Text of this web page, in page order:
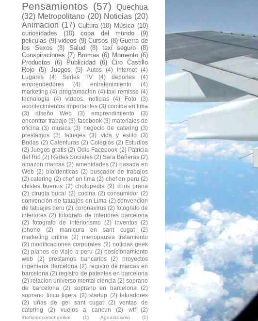
Pensamientos (57)
Quechua
(32) Metropolitano (20) Noticias (20)
Animacion (17) Cultura (10) Música (10)
curiosidades
(10) copa del mundo
(9)
peliculas (9) videos (9) Cursos (8) Guerra de
los Sexos
(8) Salud (8) taxi seguro
(8)
Conspiraciones (7) Bromas (6) Momento (6)
Productos
(6) Publicidad (6) Ciro Castillo
Rojo (5) Juegos (5) Autos (4) Internet
(4)
Lugares
(4) Series TV (4) deportes
(4)
emprendedores
(4) entretenimiento
(4)
marketing (4) programacion (4) taxi remisse (4)
tecnologia
(4) videos. noticias (4) Foto
(3)
acontecimientos importantes (3) comida en lima
(3)
diseño Web (3) emprendimiento
(3)
encontrar trabajo (3) facebook (3) materiales de
oficina (3) musica (3) negocio de catering (3)
prestamos
(3) tatuajes (3) vida y estilo
(3)
Bodas (2) Calenturas (2) Colegios (2) Estudios
(2) Juegos gratis (2) Odio Facebook (2) Patricia
del Rio (2) Redes Sociales (2) Sara Bañeras (2)
amazon marcas (2) amenidades (2) basada en
Web (2) bioidenticas (2) buscador de trabajos
(2) catering (2) chef en lima (2) chef en peru (2)
chistes buenos (2) cholopedia (2) chris prana
(2) cirugia bucal (2) cocina (2) consumidor (2)
convencion de tatuajes en Lima (2) convencion
de tatuajes peru (2) coronavirus (2) fotografo de
interiores (2) fotografo de interiores barcelona
(2) fotografo de interiorismo (2) inventos (2)
iphone
(2) manicura en sant cugat
(2)
marketing online
(2) menopausia tratamiento
(2) modificaciones corporales (2) noticias geek
(2) planes de viaje a peru (2) posicionamiento
web
(2) prestamos bancarios (2)
proyectos
ingenieria Barcelona (2) registro de marcas en
barcelona (2) registro de patentes en barcelona
(2) relacion universo mental ciencia (2) soprano
de barcelona
(2) soprano en barcelona
(2)
soprano lirico ligera (2) startup (2) tatuadores
(2)
uñas de gel sant cugat (2)
ventas de
catering
(2) vuelos a cancun (2) wtf (2)
#tefloreocomohombre (1) Agnosticismo
(1)